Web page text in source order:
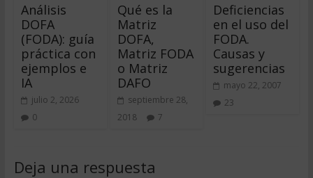
Análisis
DOFA
(FODA): guía
práctica con
ejemplos e
IA
julio 2, 2026
0
Qué es la
Matriz
DOFA,
Matriz FODA
o Matriz
DAFO
septiembre 28,
2018
7
Deficiencias
en el uso del
FODA.
Causas y
sugerencias
mayo 22, 2007
23
Deja una respuesta